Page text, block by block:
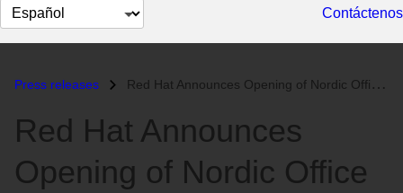
Cambiar
el
Contáctenos
Press releases Red Hat Announces Opening of Nordic Office...
Red Hat Announces
Opening of Nordic Office